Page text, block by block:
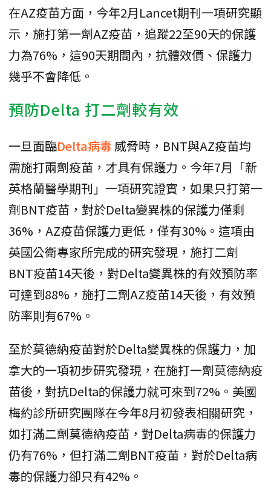
在AZ疫苗方面，今年2月Lancet期刊一項研究顯
示，施打第一劑AZ疫苗，追蹤22至90天的保護
力為76%，這90天期間內，抗體效價、保護力
幾乎不會降低。
預防Delta 打二劑較有效
一旦面臨Delta病毒威脅時，BNT與AZ疫苗均
需施打兩劑疫苗，才具有保護力。今年7月「新
英格蘭醫學期刊」一項研究證實，如果只打第一
劑BNT疫苗，對於Delta變異株的保護力僅剩
36%，AZ疫苗保護力更低，僅有30%。這項由
英國公衛專家所完成的研究發現，施打二劑
BNT疫苗14天後，對Delta變異株的有效預防率
可達到88%，施打二劑AZ疫苗14天後，有效預
防率則有67%。
至於莫德納疫苗對於Delta變異株的保護力，加
拿大的一項初步研究發現，在施打一劑莫德納疫
苗後，對抗Delta的保護力就可來到72%。美國
梅約診所研究團隊在今年8月初發表相關研究，
如打滿二劑莫德納疫苗，對Delta病毒的保護力
仍有76%，但打滿二劑BNT疫苗，對於Delta病
毒的保護力卻只有42%。